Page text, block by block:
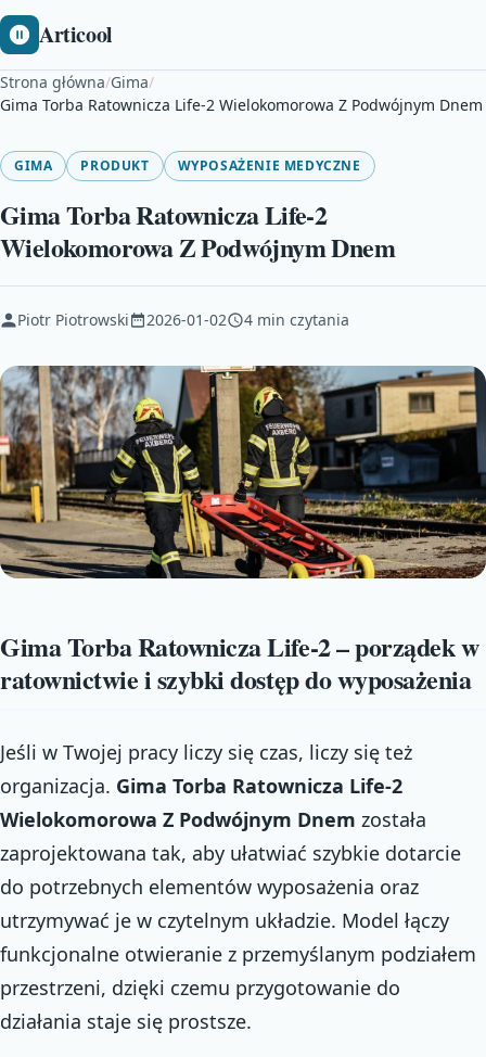
Articool
Strona główna/Gima/
Gima Torba Ratownicza Life-2 Wielokomorowa Z Podwójnym Dnem
GIMA PRODUKT WYPOSAŻENIE MEDYCZNE
Gima Torba Ratownicza Life-2
Wielokomorowa Z Podwójnym Dnem
Piotr Piotrowski 2026-01-02 4 min czytania
Gima Torba Ratownicza Life-2 – porządek w
ratownictwie i szybki dostęp do wyposażenia
Jeśli w Twojej pracy liczy się czas, liczy się też
organizacja. Gima Torba Ratownicza Life-2
Wielokomorowa Z Podwójnym Dnem została
zaprojektowana tak, aby ułatwiać szybkie dotarcie
do potrzebnych elementów wyposażenia oraz
utrzymywać je w czytelnym układzie. Model łączy
funkcjonalne otwieranie z przemyślanym podziałem
przestrzeni, dzięki czemu przygotowanie do
działania staje się prostsze.